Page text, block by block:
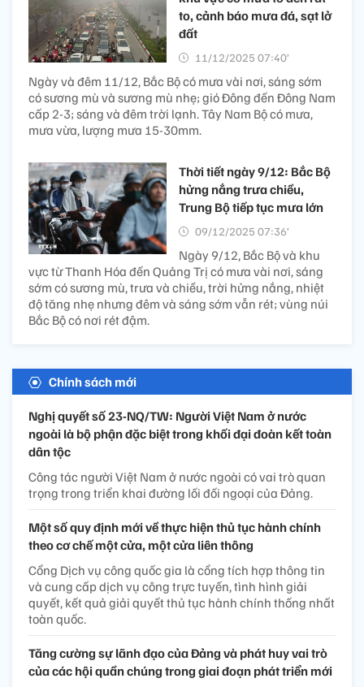
to, cảnh báo mưa đá, sạt lở
đất
11/12/2025 07:40’
Ngày và đêm 11/12, Bắc Bộ có mưa vài nơi, sáng sớm
có sương mù và sương mù nhẹ; gió Đông đến Đông Nam
cấp 2-3; sáng và đêm trời lạnh. Tây Nam Bộ có mưa,
mưa vừa, lượng mưa 15-30mm.
Thời tiết ngày 9/12: Bắc Bộ
hửng nắng trưa chiều,
Trung Bộ tiếp tục mưa lớn
09/12/2025 07:36’
Ngày 9/12, Bắc Bộ và khu
vực từ Thanh Hóa đến Quảng Trị có mưa vài nơi, sáng
sớm có sương mù, trưa và chiều, trời hửng nắng, nhiệt
độ tăng nhẹ nhưng đêm và sáng sớm vẫn rét; vùng núi
Bắc Bộ có nơi rét đậm.
Chính sách mới
Nghị quyết số 23-NQ/TW: Người Việt Nam ở nước
ngoài là bộ phận đặc biệt trong khối đại đoàn kết toàn
dân tộc
Công tác người Việt Nam ở nước ngoài có vai trò quan
trọng trong triển khai đường lối đối ngoại của Đảng.
Một số quy định mới về thực hiện thủ tục hành chính
theo cơ chế một cửa, một cửa liên thông
Cổng Dịch vụ công quốc gia là cổng tích hợp thông tin
và cung cấp dịch vụ công trực tuyến, tình hình giải
quyết, kết quả giải quyết thủ tục hành chính thống nhất
toàn quốc.
Tăng cường sự lãnh đạo của Đảng và phát huy vai trò
của các hội quần chúng trong giai đoạn phát triển mới